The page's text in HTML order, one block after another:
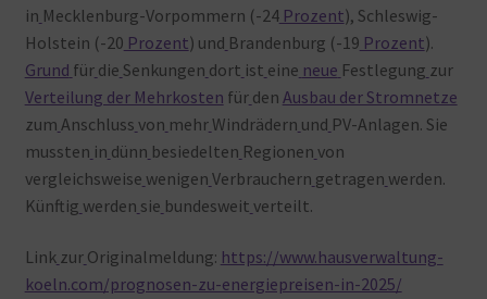
in Mecklenburg-Vorpommern (-24Prozent), Schleswig-
Holstein (-20 Prozent) und Brandenburg (-19 Prozent).
Grund für die Senkungen dort ist eine neue Festlegung zur
Verteilung der Mehrkosten für den Ausbau der Stromnetze
zum Anschluss von mehr Windrädern und PV-Anlagen. Sie
mussten in dünn besiedelten Regionen von
vergleichsweise wenigen Verbrauchern getragen werden.
Künftig werden sie bundesweit verteilt.
Link zur Originalmeldung: https://www.hausverwaltung-
koeln.com/prognosen-zu-energiepreisen-in-2025/